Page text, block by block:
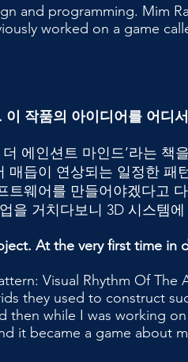
and programming. Mim
worked on a game
작품의 아이디어를 어디
에인션트 마인드’라는
매듭이 연상되는 일정한
트웨어를 만들어야겠다고
을 거치다보니 3D 시스템
At the very first time in
Visual Rhythm Of
they used to construct
then while I was working
it became a game about